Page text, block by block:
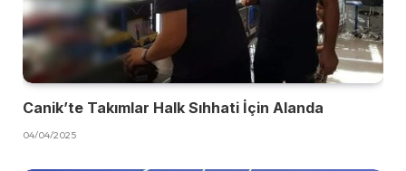
Canik’te Takımlar Halk Sıhhati İçin Alanda
04/04/2025